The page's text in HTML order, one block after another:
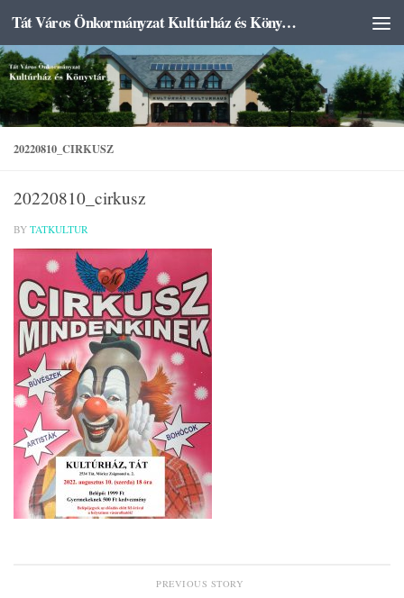
Skip to content Tát Város Önkormányzat Kultúrház és Könyvtár
20220810_CIRKUSZ
20220810_cirkusz
BY TATKULTUR
PREVIOUS STORY